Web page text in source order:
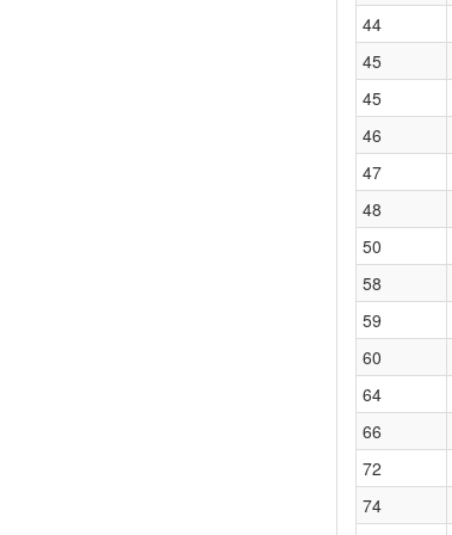
44
45
45
46
47
48
50
58
59
60
64
66
72
74